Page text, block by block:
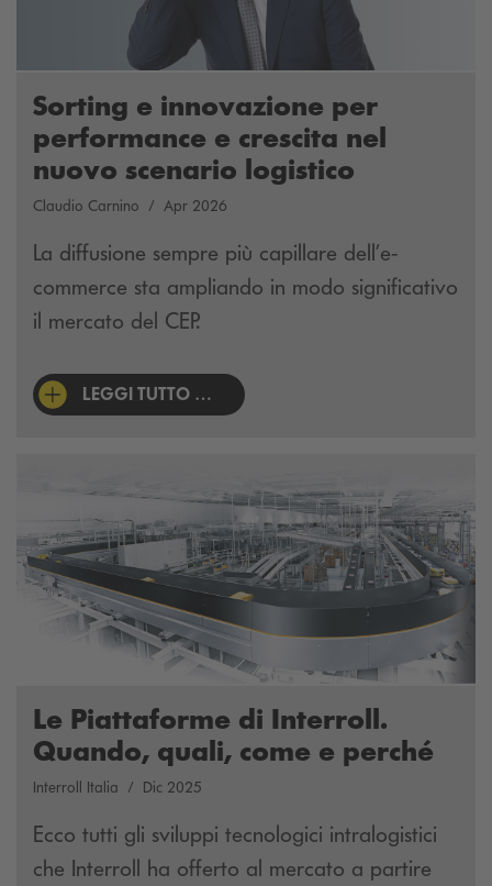
Sorting e innovazione per
performance e crescita nel
nuovo scenario logistico
Claudio Carnino Apr 2026
La diffusione sempre più capillare dell’e-
commerce sta ampliando in modo significativo
il mercato del CEP.
LEGGI TUTTO …
Le Piattaforme di Interroll.
Quando, quali, come e perché
Interroll Italia Dic 2025
Ecco tutti gli sviluppi tecnologici intralogistici
che Interroll ha offerto al mercato a partire